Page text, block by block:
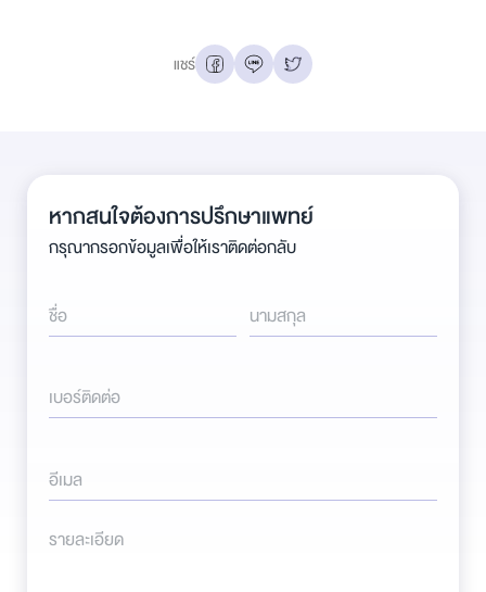
แชร์
หากสนใจต้องการปรึกษาแพทย์
กรุณากรอกข้อมูลเพื่อให้เราติดต่อกลับ
ชื่อ นามสกุล
เบอร์ติดต่อ
อีเมล
รายละเอียด